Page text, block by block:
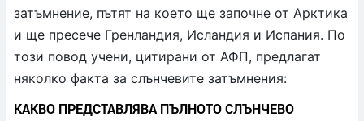
затъмнение, пътят на което ще започне от Арктика
и ще пресече Гренландия, Исландия и Испания. По
този повод учени, цитирани от АФП, предлагат
няколко факта за слънчевите затъмнения:
КАКВО ПРЕДСТАВЛЯВА ПЪЛНОТО СЛЪНЧЕВО